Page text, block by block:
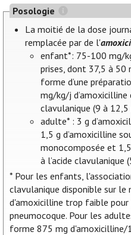
Posologie
La moitié de la dose
remplacée par de l'
enfant*: 75-100 mg/
prises, dont 37,5 à 50
forme d’une
mg/kg/j d’amoxicilline
clavulanique (9 à
adulte* : 3 g
1,5 g d’amoxicilline
monocomposée et
à l’acide clavulanique
* Pour les enfants,
clavulanique disponible sur le
d'amoxicilline trop faible
pneumocoque. Pour les
forme 875 mg d'amoxicilline/